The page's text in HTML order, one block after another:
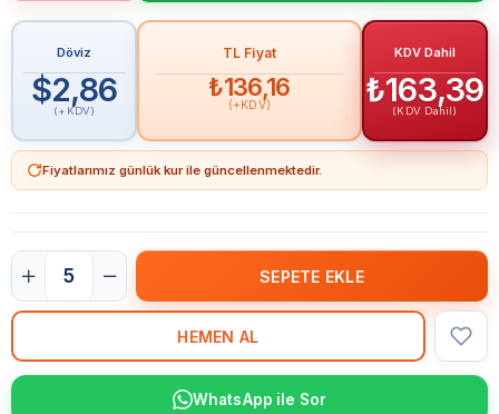
Döviz
$2,86
(+KDV)
TL Fiyat
₺136,16
(+KDV)
KDV Dahil
₺163,39
(KDV Dahil)
Fiyatlarımız günlük kur ile güncellenmektedir.
WhatsApp ile Sor